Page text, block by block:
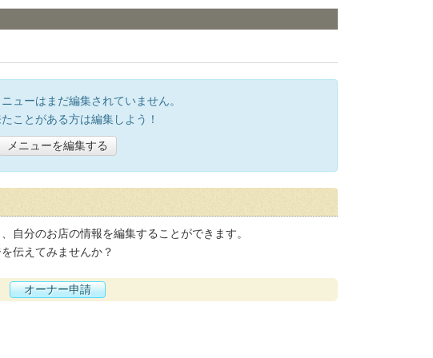
ューはまだ編集されていません。
ことがある方は編集しよう！
メニューを編集する
自分のお店の情報を編集することができます。
伝えてみませんか？
オーナー申請